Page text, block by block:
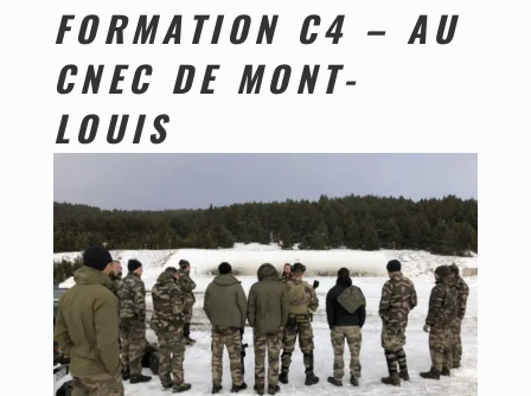
FORMATION C4 – AU
CNEC DE MONT-
LOUIS